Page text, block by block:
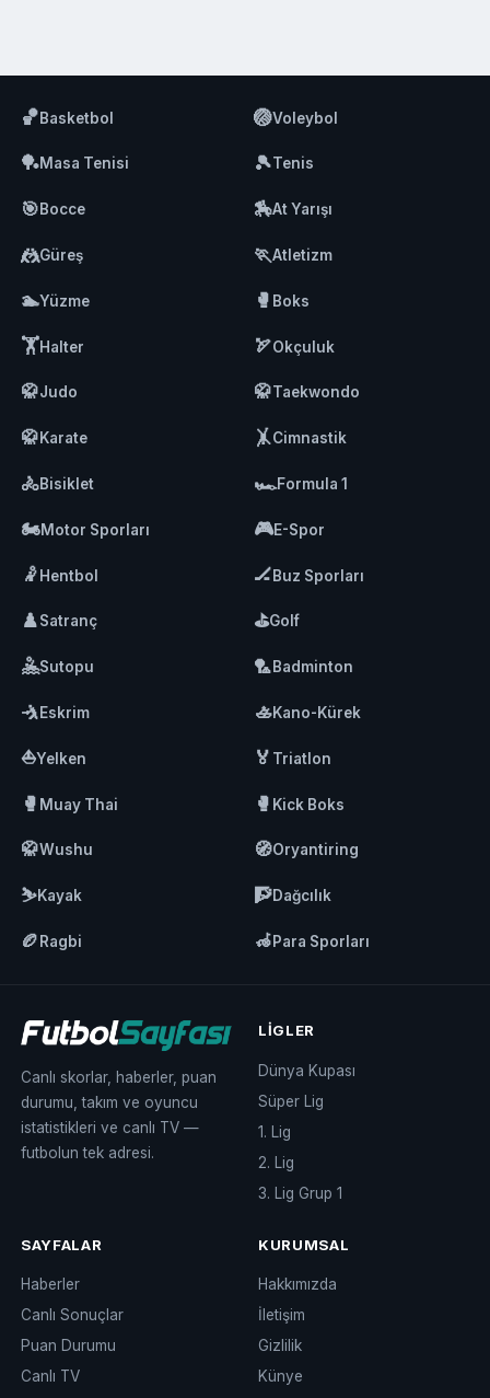
🏀Basketbol 🏐Voleybol
🏓Masa Tenisi 🎾Tenis
🎯Bocce 🏇At Yarışı
🤼Güreş 🏃Atletizm
🏊Yüzme 🥊 Boks
🏋️Halter 🏹Okçuluk
🥋Judo 🥋Taekwondo
🥋Karate 🤸Cimnastik
🚴Bisiklet 🏎️Formula 1
🏍️Motor Sporları 🎮E-Spor
🤾Hentbol 🏒Buz Sporları
♟️Satranç ⛳Golf
🤽Sutopu 🏸Badminton
🤺Eskrim 🚣Kano-Kürek
⛵Yelken 🏅 Triatlon
🥊 Muay Thai 🥊 Kick Boks
🥋Wushu 🧭Oryantiring
⛷️Kayak 🧗Dağcılık
🏉 Ragbi 🦽Para Sporları
Canlı skorlar, haberler, puan
durumu, takım ve oyuncu
istatistikleri ve canlı TV —
futbolun tek adresi.
LIGLER
Dünya Kupası
Süper Lig
1. Lig
2. Lig
3. Lig Grup 1
SAYFALAR
Haberler
Canlı Sonuçlar
Puan Durumu
Canlı TV
KURUMSAL
Hakkımızda
İletişim
Gizlilik
Künye